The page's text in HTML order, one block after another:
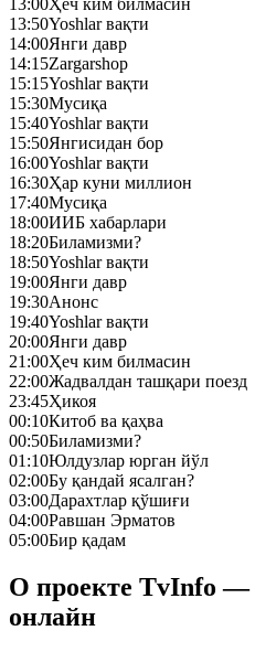
13:50Yoshlar вақти
14:00Янги давр
14:15Zargarshop
15:15Yoshlar вақти
15:30Mусиқа
15:40Yoshlar вақти
15:50Янгисидан бор
16:00Yoshlar вақти
16:30Ҳар куни миллион
17:40Mусиқа
18:00ИИБ хабарлари
18:20Биламизми?
18:50Yoshlar вақти
19:00Янги давр
19:30Анонс
19:40Yoshlar вақти
20:00Янги давр
21:00Ҳеч ким билмасин
22:00Жадвалдан ташқари поезд
23:45Ҳикоя
00:10Китоб ва қаҳва
00:50Биламизми?
01:10Юлдузлар юрган йўл
02:00Бу қандай ясалган?
03:00Дарахтлар қўшиғи
04:00Равшан Эрматов
05:00Бир қадам
О проекте TvInfo —
онлайн